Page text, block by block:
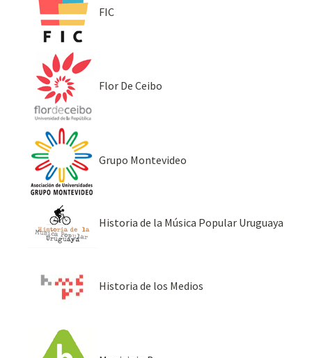
FIC
Flor De Ceibo
Grupo Montevideo
Historia de la Música Popular Uruguaya
Historia de los Medios